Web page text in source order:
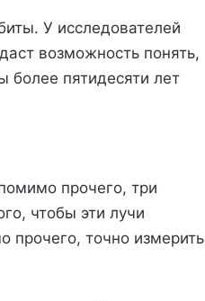
У исследователей
возможность понять,
пятидесяти лет
прочего, три
чтобы эти лучи
прочего, точно измерить